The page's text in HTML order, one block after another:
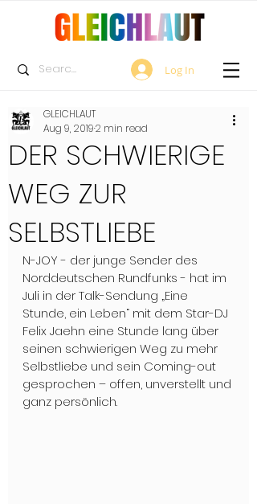
Log In
DER SCHWIERIGE
WEG ZUR
SELBSTLIEBE
GLEICHLAUT
Aug 9, 20192 min read
N-JOY - der junge Sender des
Norddeutschen Rundfunks - hat im
Juli in der Talk-Sendung „Eine
Stunde, ein Leben“ mit dem Star-DJ
Felix Jaehn eine Stunde lang über
seinen schwierigen Weg zu mehr
Selbstliebe und sein Coming-out
gesprochen – offen, unverstellt und
ganz persönlich.